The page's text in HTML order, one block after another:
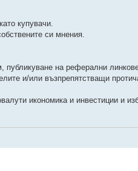
купувачи.
си мнения.
публикуване на реферални
и/или възпрепятстващи
икономика и инвестиции и